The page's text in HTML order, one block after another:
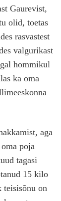
Gaurevist,
olid, toetas
rasvastest
valgurikast
hommikul
ka oma
aga
poja
tagasi
15 kilo
teisisõnu on